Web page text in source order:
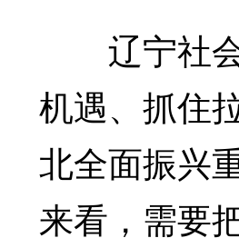
辽宁社会
机遇、抓住
北全面振兴
来看，需要